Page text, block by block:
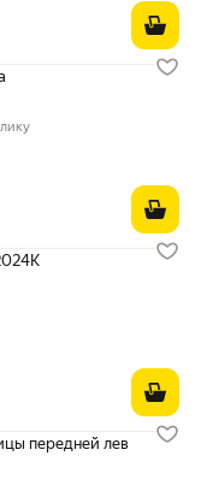
14874 ₽ вместо
12374 ₽ вместо
передней лев
8416 ₽ вместо